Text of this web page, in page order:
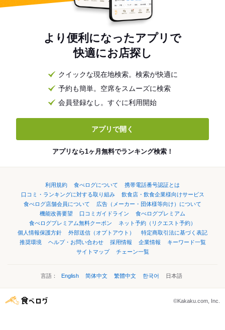
より便利になったアプリで
快適にお店探し
クイックな現在地検索。検索が快適に
予約も簡単。空席をスムーズに検索
会員登録なし。すぐに利用開始
アプリで開く
アプリなら1ヶ月無料でランキング検索！
利用規約 食べログについて
携帯電話番号認証とは
口コミ・ランキングに対する取り組み
飲食店・飲食企業様向けサービス
食べログ店舗会員について
広告（メーカー・団体様等向け）について
機能改善要望
口コミガイドライン
食べログプレミアム
食べログプレミアム無料クーポン
ネット予約（リクエスト予約）
個人情報保護方針
外部送信（オプトアウト）
特定商取引法に基づく表記
推奨環境
ヘルプ・お問い合わせ 採用情報 企業情報
キーワード一覧
サイトマップ
チェーン一覧
言語： English 简体中文 繁體中文 한국어 日本語
©Kakaku.com, Inc.